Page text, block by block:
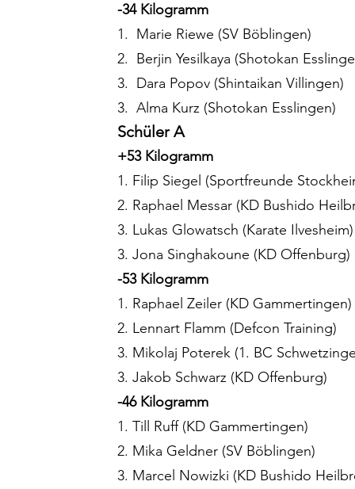
-34 Kilogramm
1.  Marie Riewe (SV Böblingen)
2.  Berjin Yesilkaya (Shotokan
3.  Dara Popov (Shintaikan Villingen)
3.  Alma Kurz (Shotokan Esslingen)
Schüler A
+53 Kilogramm
1. Filip Siegel (Sportfreunde
2. Raphael Messar (KD Bushido
3. Lukas Glowatsch (Karate Ilvesheim)
3. Jona Singhakoune (KD Offenburg)
-53 Kilogramm
1. Raphael Zeiler (KD Gammertingen)
2. Lennart Flamm (Defcon Training)
3. Mikolaj Poterek (1. BC
3. Jakob Schwarz (KD Offenburg)
-46 Kilogramm
1. Till Ruff (KD Gammertingen)
2. Mika Geldner (SV Böblingen)
3. Marcel Nowizki (KD Bushido